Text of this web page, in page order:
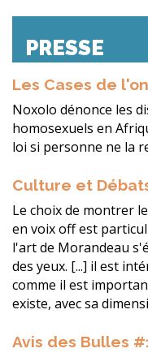
PRESSE
Les Cases de
Noxolo dénonce les
homosexuels en
loi si personne ne la
Culture et
Le choix de montrer
en voix off est
l'art de Morandeau
des yeux. [...] il est
comme il est
existe, avec sa
Avis des Bulles